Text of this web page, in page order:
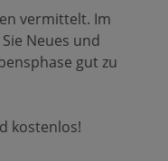
vermittelt. Im
Neues und
gut zu
kostenlos!